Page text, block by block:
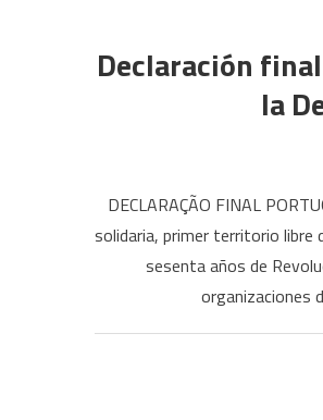
Declaración
la
DECLARAÇÃO FINAL
solidaria, primer territorio libre
sesenta años de
organizaciones